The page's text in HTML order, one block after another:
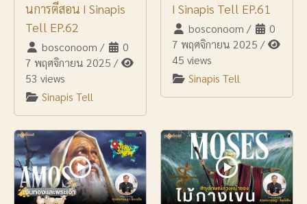
นการตีสอน I Sinapis
Tell EP.62
bosconoom /
0
7 พฤศจิกายน 2025 /
53 views
Sinapis Tell
I Sinapis Tell EP.61
bosconoom /
0
7 พฤศจิกายน 2025 /
45 views
Sinapis Tell